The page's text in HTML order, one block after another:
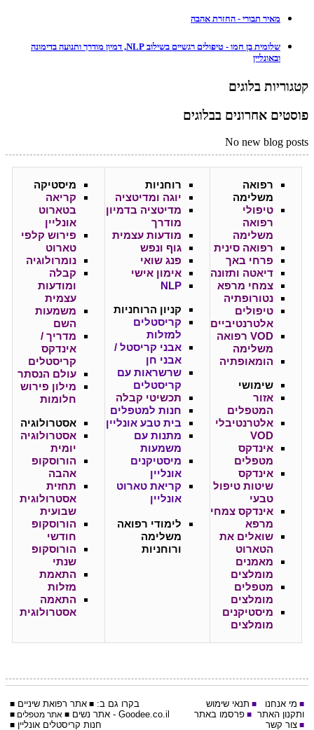
מאיר תבורי - החזרת אהבה
שלומית בן חמו - טיפולים רגשיים בשילוב NLP, דמיון מודרך ותנועה בדימונה
ובאונליין
קטגוריות בלוגים
פוסטים אחרונים בבלוגים
No new blog posts
רפואה
משלימה
טיפולי
רפואה
משלימה
רפואה סינית
פרחי באך
דיאטה ותזונה
צמחי מרפא
נטורופתיה
טיפולים
אלטרנטיביים
VOD רפואה
משלימה
הומאופתיה
שימושי
אזור
המטפלים
אלטרנטיבלי
VOD
אינדקס
מטפלים
אינדקס
שיטות טיפול
טבעי
אינדקס צמחי
מרפא
שואלים את
הטארוט
מאמנים
מומלצים
מטפלים
מומלצים
מיסטיקנים
מומלצים
רוחניות
יוגה ומדיטציה
מדיטציה בדמיון
מודרך
מודעות עצמית
גוף ונפש
פנג שואי
אימון אישי
NLP
קניון הרוחניות
קריסטלים
למזלות
אבני קריסטל /
אבני חן
שרשראות עם
קריסטלים
תכשיטי קבלה
חנות למטפלים
בית טבע אונליין
מתנות עם
משמעות
מיסטיקנים
אונליין
קריאת טארוט
אונליין
לימודי רפואה
משלימה
ורוחניות
מיסטיקה
קריאה
בטארוט
אונליין
פירוש קלפי
טארוט
נומרולוגיה
קבלה
ומודעות
עצמית
משמעות
השם
מדריך /
אינדקס
קריסטלים
עולם הנסתר
מילון פירוש
חלומות
אסטרולוגיה
אסטרולוגיה
יומית
הורוסקופ
אהבה
תחזית
אסטרולוגית
שבועית
הורוסקופ
חודשי
הורוסקופ
שנתי
התאמת
מזלות
התאמה
אסטרולוגית
■ מי אנחנו ■ תנאי שימוש
ותקנון האתר ■ פרסמו באתר
■ צור קשר
בקרו גם ב: ■ אתר רפואת שיניים ■
Goodee.co.il - אתר נשים ■ אתר מטפלים ■
חנות קריסטלים אונליין ■